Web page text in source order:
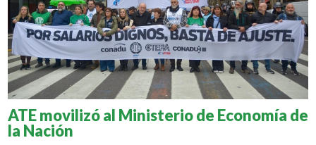
ATE movilizó al Ministerio de Economía de
la Nación